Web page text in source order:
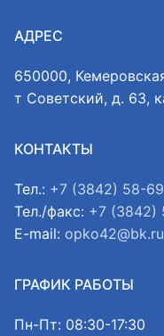
АДРЕС
650000,
т Советский, д. 63,
КОНТАКТЫ
Тел.: +7 (3842) 58-
Тел./факс: +7 (3842)
E-mail: opko42@bk.ru
ГРАФИК РАБОТЫ
Пн-Пт: 08:30-17:30